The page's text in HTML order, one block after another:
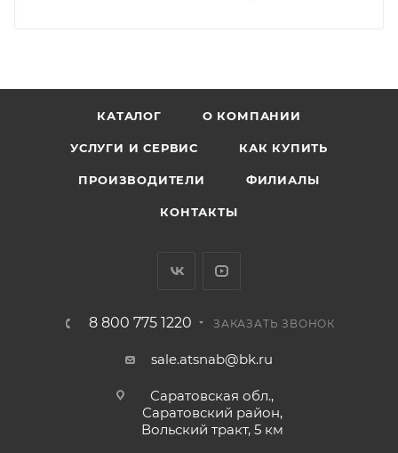
КАТАЛОГ О КОМПАНИИ
УСЛУГИ И СЕРВИС КАК КУПИТЬ
ПРОИЗВОДИТЕЛИ ФИЛИАЛЫ
КОНТАКТЫ
8 800 775 1220 ЗАКАЗАТЬ ЗВОНОК
sale.atsnab@bk.ru
Саратовская обл.,
Саратовский район,
Вольский тракт, 5 км